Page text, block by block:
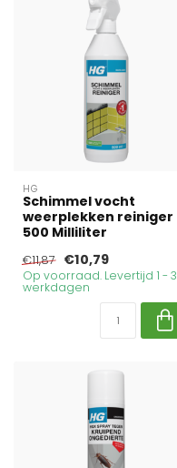
HG
Schimmel vocht
weerplekken reiniger
500 Milliliter
€11,87 €10,79
Op voorraad. Levertijd 1 - 3
werkdagen